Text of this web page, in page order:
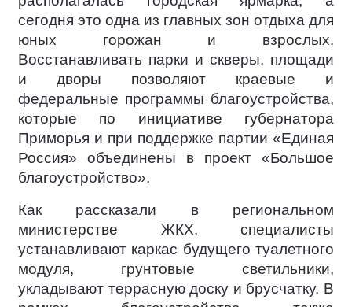
сегодня это одна из главных зон отдыха для
юных горожан и взрослых.
Восстанавливать парки и скверы, площади
и дворы позволяют краевые и
федеральные программы благоустройства,
которые по инициативе губернатора
Приморья и при поддержке партии «Единая
Россия» объединены в проект «Большое
благоустройство».
Как рассказали в региональном
министерстве ЖКХ, специалисты
устанавливают каркас будущего туалетного
модуля, грунтовые светильники,
укладывают террасную доску и брусчатку. В